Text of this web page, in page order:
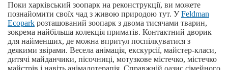
Поки харківський зоопарк на реконструкції, ви можете
познайомити своїх чад з живою природою тут. УFeldman
Ecopark розташований зоопарк з двома тисячами тварин,
зокрема найбільша колекція приматів. Контактний дворик
для найменших, де можна впритул поспілкуватися з
деякими звірами. Весела анімація, екскурсії, майстер-класи,
дитячі майданчики, пісочниці, мотузкове містечко, містечко
майстрів і навіть анімалотерапія. Справжній оазис сімейного